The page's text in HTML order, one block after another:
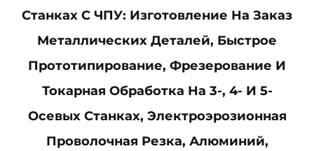
Станках С ЧПУ: Изготовление На Заказ
Металлических Деталей, Быстрое
Прототипирование, Фрезерование И
Токарная Обработка На 3-, 4- И 5-
Осевых Станках, Электроэрозионная
Проволочная Резка, Алюминий,